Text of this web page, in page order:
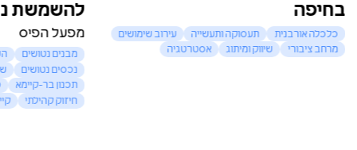
בחיפה
כלכלה אורבנית תעסוקה ותעשייה
עירוב שימושים
מרחב ציבורי
שיווק ומיתוג אסטרטגיה
להשמשת
מפעל הפיס
מבנים נטושים
נכסים נטושים
תכנון בר-קיימא
חיזוק קהילתי